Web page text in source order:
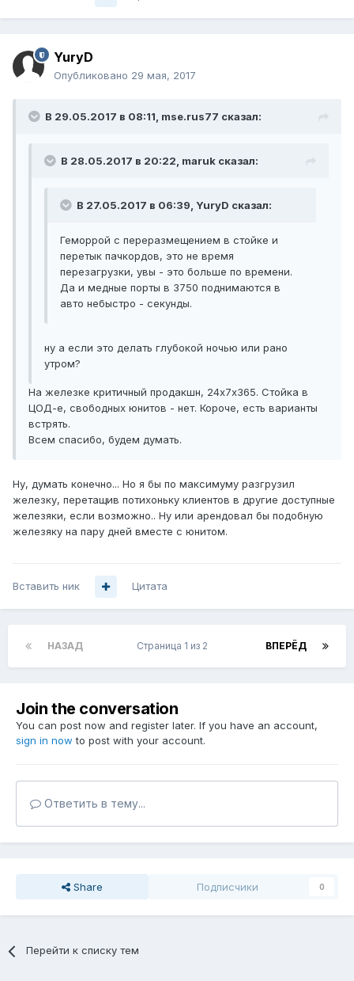
YuryD
Опубликовано 29 мая, 2017
В 29.05.2017 в 08:11, mse.rus77 сказал:
В 28.05.2017 в 20:22, maruk сказал:
В 27.05.2017 в 06:39, YuryD сказал:
Геморрой с переразмещением в стойке и
перетык пачкордов, это не время
перезагрузки, увы - это больше по времени.
Да и медные порты в 3750 поднимаются в
авто небыстро - секунды.
ну а если это делать глубокой ночью или рано
утром?
На железке критичный продакшн, 24х7х365. Стойка в
ЦОД-е, свободных юнитов - нет. Короче, есть варианты
встрять.
Всем спасибо, будем думать.
Ну, думать конечно... Но я бы по максимуму разгрузил
железку, перетащив потихоньку клиентов в другие доступные
железяки, если возможно.. Ну или арендовал бы подобную
железяку на пару дней вместе с юнитом.
Вставить ник Цитата
НАЗАД ВПЕРЁД
Страница 1 из 2
Join the conversation
You can post now and register later. If you have an account,
sign in now to post with your account.
Ответить в тему...
Share Подписчики 0
Перейти к списку тем